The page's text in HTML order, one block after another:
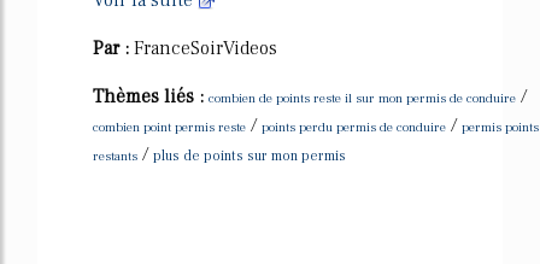
Par : FranceSoirVideos
Thèmes liés : combien de points reste il sur mon permis de conduire /
combien point permis reste / points perdu permis de conduire / permis points
restants / plus de points sur mon permis